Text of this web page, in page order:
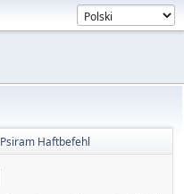
Psiram Haftbefehl